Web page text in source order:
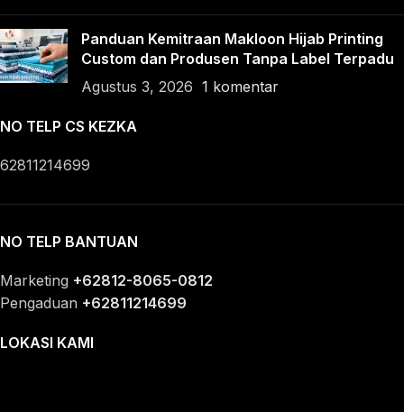
Panduan Kemitraan Makloon Hijab Printing
Custom dan Produsen Tanpa Label Terpadu
Agustus 3, 2026 1 komentar
NO TELP CS KEZKA
62811214699
NO TELP BANTUAN
Marketing +62812-8065-0812
Pengaduan +62811214699
LOKASI KAMI